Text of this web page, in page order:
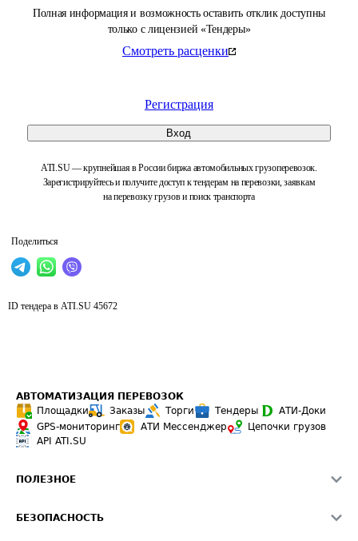
Полная информация и возможность оставить отклик доступны
только с лицензией «Тендеры»
Смотреть расценки
Регистрация
Вход
ATI.SU — крупнейшая в России биржа автомобильных грузоперевозок.
Зарегистрируйтесь и получите доступ к тендерам на перевозки, заявкам
на перевозку грузов и поиск транспорта
Поделиться
ID тендера в ATI.SU 45672
АВТОМАТИЗАЦИЯ ПЕРЕВОЗОК
Площадки
Заказы Торги Тендеры
АТИ-Доки
GPS-мониторинг
АТИ Мессенджер
Цепочки грузов
API ATI.SU
ПОЛЕЗНОЕ
БЕЗОПАСНОСТЬ